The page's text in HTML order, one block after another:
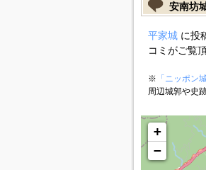
安南坊
平家城に投
コミがご覧
※ 「ニッポン
周辺城郭や史
+
−